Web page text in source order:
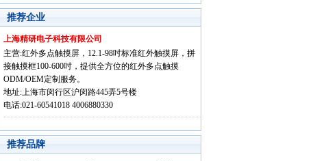
推荐企业
上海精研电子科技有限公司
主营:红外多点触摸屏，12.1-98吋标准红外触摸屏，拼
接触摸框100-600吋，提供全方位的红外多点触摸
ODM/OEM定制服务。
地址:上海市闵行区沪闵路445弄5号楼
电话:021-60541018 4006880330
推荐品牌